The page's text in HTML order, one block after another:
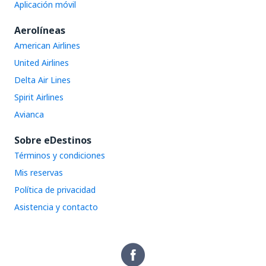
Aplicación móvil
Aerolíneas
American Airlines
United Airlines
Delta Air Lines
Spirit Airlines
Avianca
Sobre eDestinos
Términos y condiciones
Mis reservas
Política de privacidad
Asistencia y contacto